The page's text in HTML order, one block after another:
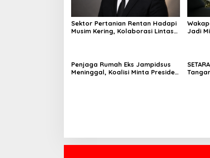
Sektor Pertanian Rentan Hadapi
Musim Kering, Kolaborasi Lintas
Jadi
Penjaga Rumah Eks Jampidsus
Meninggal, Koalisi Minta Presiden